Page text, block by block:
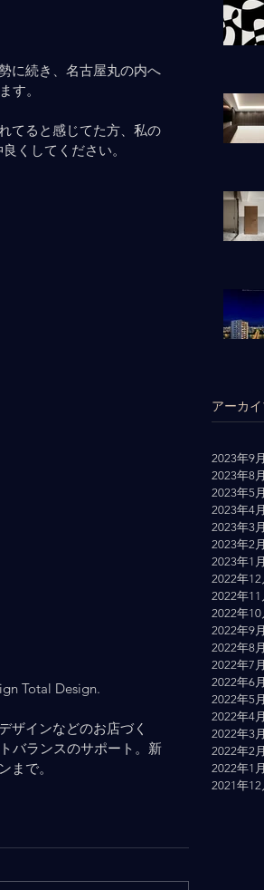
に続き、名古屋丸の内へ
す。
てると感じてた方、私の
くしてください。
Total Design.
ザインなどのお店づく
バランスのサポート。新
まで。
アーカ
2023年9月
2023年8月
2023年5月
2023年4月
2023年3月
2023年2月
2023年1月
2022年12
2022年11
2022年10
2022年9月
2022年8月
2022年7月
2022年6月
2022年5月
2022年4月
2022年3月
2022年2月
2022年1月
2021年12